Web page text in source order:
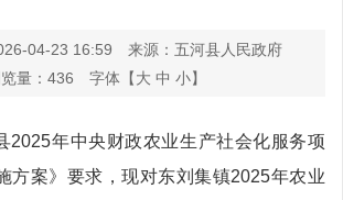
04-23 16:59
来源：五河县人民政府
量： 436 字体【大 中 小】
2025年中央财政农业生产社会化服务项
方案》要求，现对东刘集镇2025年农业